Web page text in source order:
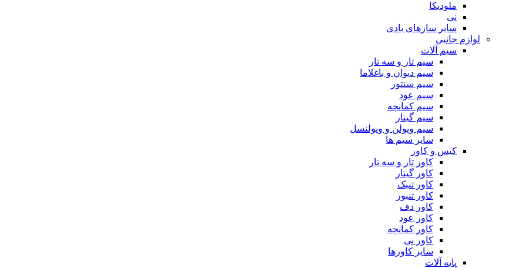
ملودیکا
نی
سایر سازهای بادی
لوازم جانبی
سیم آلات
سیم تار و سه تار
سیم دیوان و باغلاما
سیم سنتور
سیم عود
سیم کمانچه
سیم گیتار
سیم ویولن و ویولنسل
سایر سیم ها
کیس و کاور
کاور تار و سه تار
کاور گیتار
کاور تنبک
کاور تنبور
کاور دف
کاور عود
کاور کمانچه
کاور نی
سایر کاورها
پایه آلات